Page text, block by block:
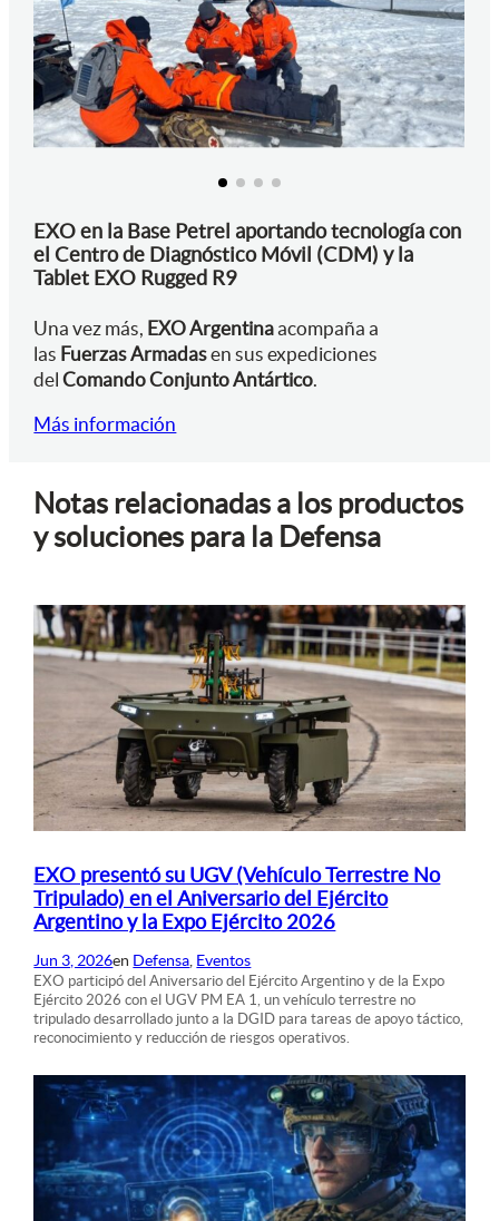
EXO en la Base Petrel aportando tecnología con
el Centro de Diagnóstico Móvil (CDM) y la
Tablet EXO Rugged R9
Una vez más, EXO Argentinaacompaña a
las Fuerzas Armadasen sus expediciones
delComando Conjunto Antártico.
Más información
Notas relacionadas a los productos
y soluciones para la Defensa
EXO presentó su UGV (Vehículo Terrestre No
Tripulado) en el Aniversario del Ejército
Argentino y la Expo Ejército 2026
Jun 3, 2026en Defensa Eventos
EXO participó del Aniversario del Ejército Argentino y de la Expo
Ejército 2026 con el UGV PM EA 1, un vehículo terrestre no
tripulado desarrollado junto a la DGID para tareas de apoyo táctico,
reconocimiento y reducción de riesgos operativos.